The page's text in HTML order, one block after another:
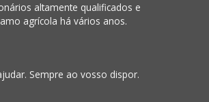
altamente qualificados e
agrícola há vários anos.
Sempre ao vosso dispor.